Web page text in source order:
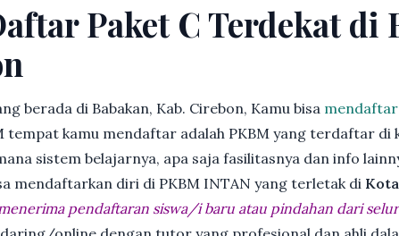
Paket C Terdekat di
berada di Babakan, Kab. Cirebon, Kamu bisa mendaftar
tempat kamu mendaftar adalah PKBM yang terdaftar
sistem belajarnya, apa saja fasilitasnya dan info
mendaftarkan diri di PKBM INTAN yang terletak di
menerima pendaftaran siswa/i baru atau pindahan dari